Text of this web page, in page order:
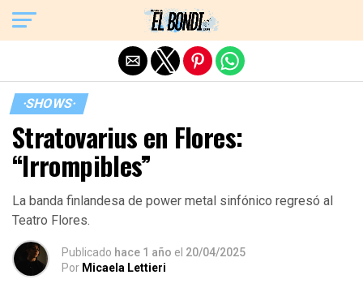
·SHOWS·
Stratovarius en Flores:
“Irrompibles”
La banda finlandesa de power metal sinfónico regresó al
Teatro Flores.
Publicado hace 1 año el 20/04/2025
Por Micaela Lettieri
Exit mobile version